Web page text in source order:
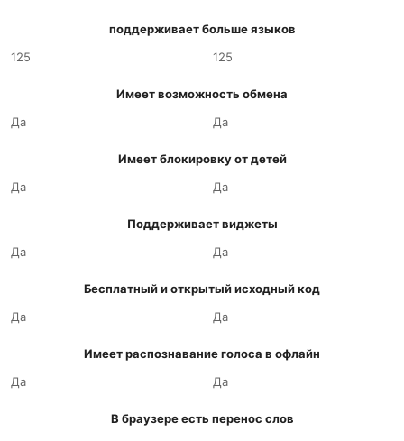
поддерживает больше языков
125
125
Имеет возможность обмена
Да
Да
Имеет блокировку от детей
Да
Да
Поддерживает виджеты
Да
Да
Бесплатный и открытый исходный код
Да
Да
Имеет распознавание голоса в офлайн
Да
Да
В браузере есть перенос слов